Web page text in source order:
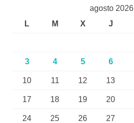
agosto 2026
L
M X J
3 4 5 6
10 11 12 13
17 18 19 20
24 25 26 27